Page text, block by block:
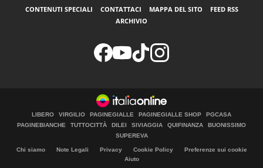
CONTENUTI SPECIALI CONTATTACI MAPPA DEL SITO
FEED RSS
ARCHIVIO
LIBERO VIRGILIO PAGINEGIALLE PAGINEGIALLE SHOP
PGCASA
PAGINEBIANCHE
TUTTOCITTÀ DILEI SIVIAGGIA QUIFINANZA
BUONISSIMO
SUPEREVA
Chi siamo Note Legali Privacy Cookie Policy
Preferenze sui cookie
Aiuto